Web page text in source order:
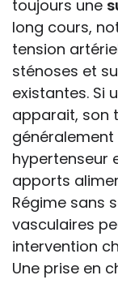
toujours une
long cours,
tension
sténoses et
existantes. Si
apparait, son
hypertenseur
apports
Régime sans
vasculaires
intervention
Une prise en